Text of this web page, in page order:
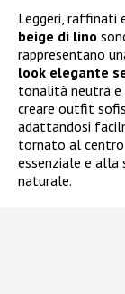
Leggeri, raffinati
beige di lino
rappresentano
look elegante
tonalità neutra e
creare outfit
adattandosi
tornato al
essenziale e alla
naturale.